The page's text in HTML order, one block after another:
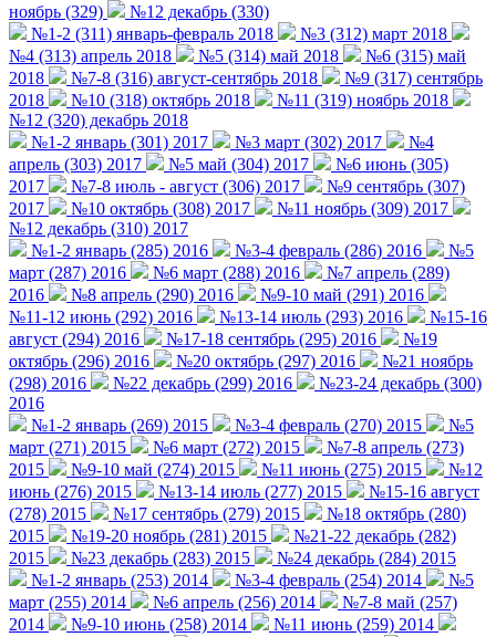
ноябрь (329)
№12 декабрь (330)
№1-2 (311) январь-февраль 2018
№3 (312) март 2018
№4 (313) апрель 2018
№5 (314) май 2018
№6 (315) май
2018
№7-8 (316) август-сентябрь 2018
№9 (317) сентябрь
2018
№10 (318) октябрь 2018
№11 (319) ноябрь 2018
№12 (320) декабрь 2018
№1-2 январь (301) 2017
№3 март (302) 2017
№4
апрель (303) 2017
№5 май (304) 2017
№6 июнь (305)
2017
№7-8 июль - август (306) 2017
№9 сентябрь (307)
2017
№10 октябрь (308) 2017
№11 ноябрь (309) 2017
№12 декабрь (310) 2017
№1-2 январь (285) 2016
№3-4 февраль (286) 2016
№5
март (287) 2016
№6 март (288) 2016
№7 апрель (289)
2016
№8 апрель (290) 2016
№9-10 май (291) 2016
№11-12 июнь (292) 2016
№13-14 июль (293) 2016
№15-16
август (294) 2016
№17-18 сентябрь (295) 2016
№19
октябрь (296) 2016
№20 октябрь (297) 2016
№21 ноябрь
(298) 2016
№22 декабрь (299) 2016
№23-24 декабрь (300)
2016
№1-2 январь (269) 2015
№3-4 февраль (270) 2015
№5
март (271) 2015
№6 март (272) 2015
№7-8 апрель (273)
2015
№9-10 май (274) 2015 №11 июнь (275) 2015
№12
июнь (276) 2015
№13-14 июль (277) 2015
№15-16 август
(278) 2015
№17 сентябрь (279) 2015
№18 октябрь (280)
2015
№19-20 ноябрь (281) 2015
№21-22 декабрь (282)
2015
№23 декабрь (283) 2015
№24 декабрь (284) 2015
№1-2 январь (253) 2014
№3-4 февраль (254) 2014
№5
март (255) 2014
№6 апрель (256) 2014
№7-8 май (257)
2014
№9-10 июнь (258) 2014
№11 июнь (259) 2014